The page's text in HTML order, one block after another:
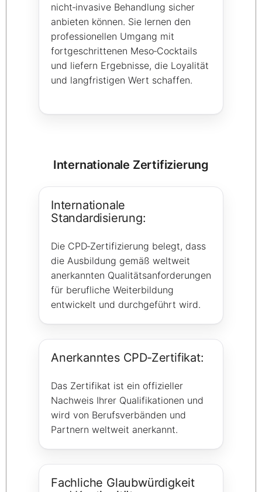
nicht‑invasive Behandlung sicher
anbieten können. Sie lernen den
professionellen Umgang mit
fortgeschrittenen Meso‑Cocktails
und liefern Ergebnisse, die Loyalität
und langfristigen Wert schaffen.
Internationale Zertifizierung
Internationale
Standardisierung:
Die CPD‑Zertifizierung belegt, dass
die Ausbildung gemäß weltweit
anerkannten Qualitätsanforderungen
für berufliche Weiterbildung
entwickelt und durchgeführt wird.
Anerkanntes CPD‑Zertifikat:
Das Zertifikat ist ein offizieller
Nachweis Ihrer Qualifikationen und
wird von Berufsverbänden und
Partnern weltweit anerkannt.
Fachliche Glaubwürdigkeit